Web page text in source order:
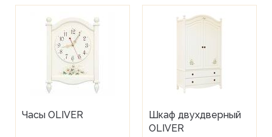
Часы OLIVER
Шкаф двухдверный
OLIVER